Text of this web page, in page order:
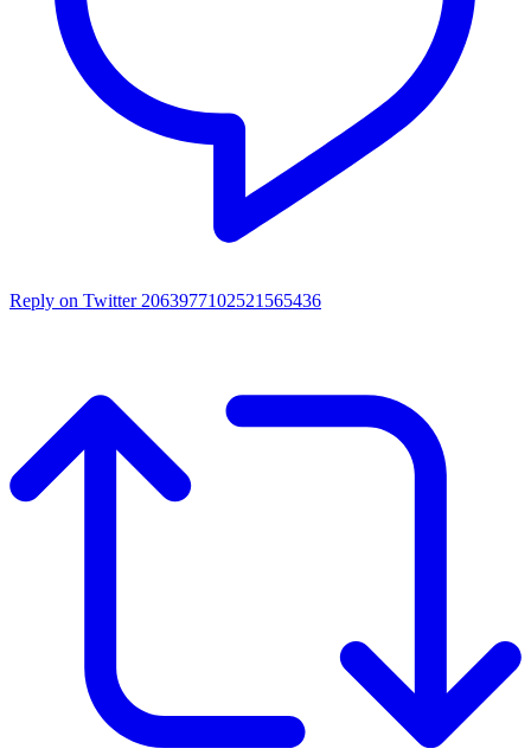
Reply on Twitter 2063977102521565436